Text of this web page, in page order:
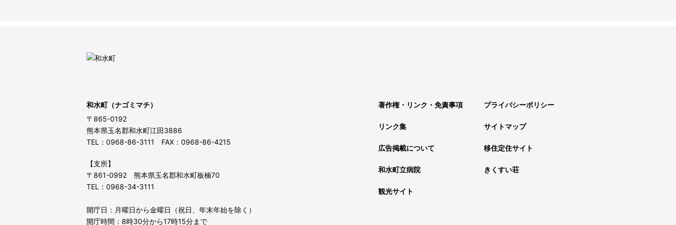
和水町（ナゴミマチ）
〒865-0192
熊本県玉名郡和水町江田3886
TEL：0968-86-3111 FAX：0968-86-4215
【支所】
〒861-0992 熊本県玉名郡和水町板楠70
TEL：0968-34-3111
開庁日：月曜日から金曜日（祝日、年末年始を除く）
開庁時間：8時30分から17時15分まで
著作権・リンク・免責事項 プライバシーポリシー
リンク集 サイトマップ
広告掲載について 移住定住サイト
和水町立病院 きくすい荘
観光サイト